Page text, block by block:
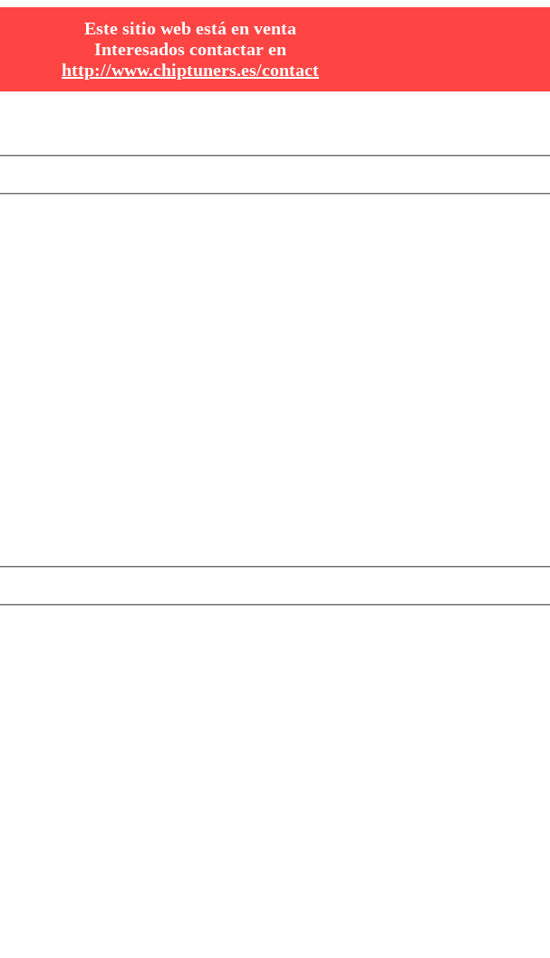
Este sitio web está en venta
Interesados contactar en
http://www.chiptuners.es/contact